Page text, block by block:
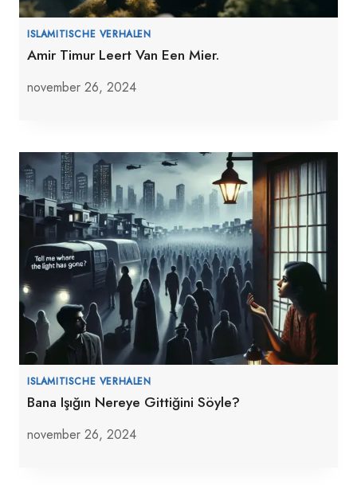
ISLAMITISCHE VERHALEN
Amir Timur Leert Van Een Mier.
november 26, 2024
ISLAMITISCHE VERHALEN
Bana Işığın Nereye Gittiğini Söyle?
november 26, 2024